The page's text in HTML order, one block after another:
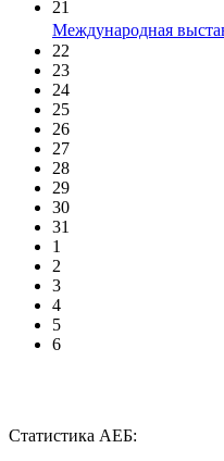
21
Международная
22
23
24
25
26
27
28
29
30
31
1
2
3
4
5
6
Статистика АЕБ: